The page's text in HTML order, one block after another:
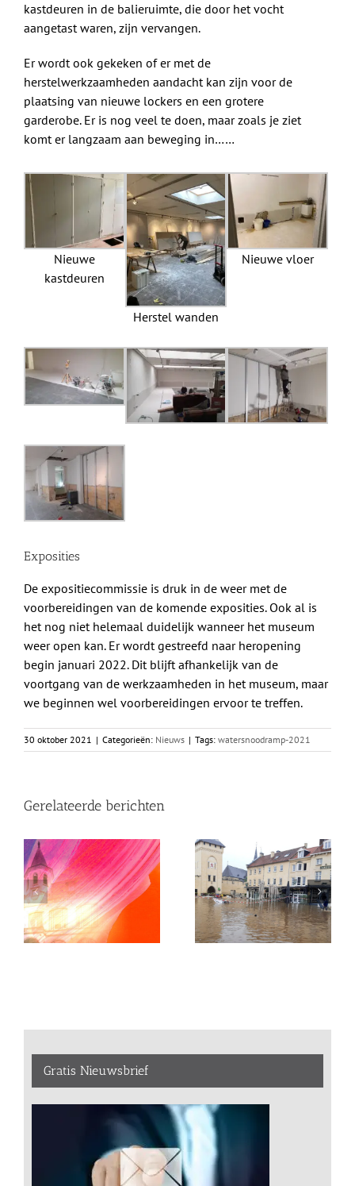
kastdeuren in de balieruimte, die door het vocht
aangetast waren, zijn vervangen.
Er wordt ook gekeken of er met de
herstelwerkzaamheden aandacht kan zijn voor de
plaatsing van nieuwe lockers en een grotere
garderobe. Er is nog veel te doen, maar zoals je ziet
komt er langzaam aan beweging in……
Nieuwe
kastdeuren
Herstel wanden
Nieuwe vloer
Exposities
De expositiecommissie is druk in de weer met de
voorbereidingen van de komende exposities. Ook al is
het nog niet helemaal duidelijk wanneer het museum
weer open kan. Er wordt gestreefd naar heropening
begin januari 2022. Dit blijft afhankelijk van de
voortgang van de werkzaamheden in het museum, maar
we beginnen wel voorbereidingen ervoor te treffen.
30 oktober 2021 | Categorieën: Nieuws | Tags: watersnoodramp-2021
Gerelateerde berichten
Gratis Nieuwsbrief